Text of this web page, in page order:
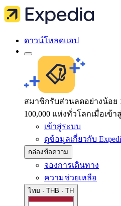
ดาวน์โหลดแอป
สมาชิกรับส่วนลดอย่างน้อย
100,000 แห่งทั่วโลกเมื่อเข้า
เข้าสู่ระบบ
ดูข้อมูลเกี่ยวกับ
กล่องข้อความ
จองการเดินทาง
ความช่วยเหลือ
ไทย · THB · TH